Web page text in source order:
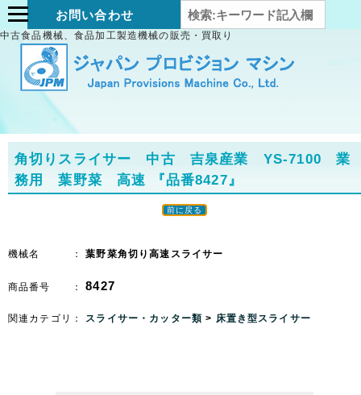
お問い合わせ
中古食品機械、食品加工製造機械の販売・買取り
角切りスライサー 中古 吉泉産業 YS-7100 業
務用 葉野菜 高速
『品番8427』
前に戻る
機械名 ：葉野菜角切り高速スライサー
商品番号 ：8427
関連カテゴリ： スライサー・カッター類> 床置き型スライサー